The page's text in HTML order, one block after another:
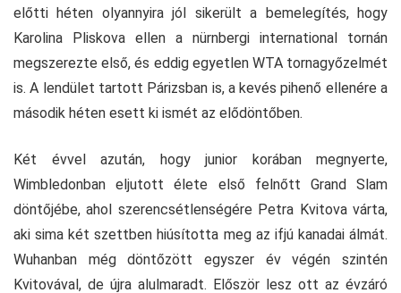
előtti héten olyannyira jól sikerült a bemelegítés, hogy
Karolina Pliskova ellen a nürnbergi international tornán
megszerezte első, és eddig egyetlen WTA tornagyőzelmét
is. A lendület tartott Párizsban is, a kevés pihenő ellenére a
második héten esett ki ismét az elődöntőben.
Két évvel azután, hogy junior korában megnyerte,
Wimbledonban eljutott élete első felnőtt Grand Slam
döntőjébe, ahol szerencsétlenségére Petra Kvitova várta,
aki sima két szettben hiúsította meg az ifjú kanadai álmát.
Wuhanban még döntőzött egyszer év végén szintén
Kvitovával, de újra alulmaradt. Először lesz ott az évzáró